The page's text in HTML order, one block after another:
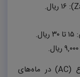
): ۱۶ ریال.
۱۵تا ۳۰ ریال.
۹,۰۰۰ ریال.
(
AC) در ماه‌های